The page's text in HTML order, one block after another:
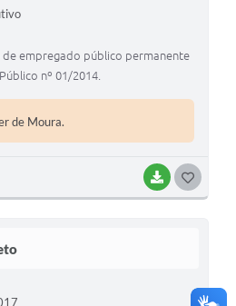
BAIXAR
empregado público permanente
nº 01/2014.
de Moura.